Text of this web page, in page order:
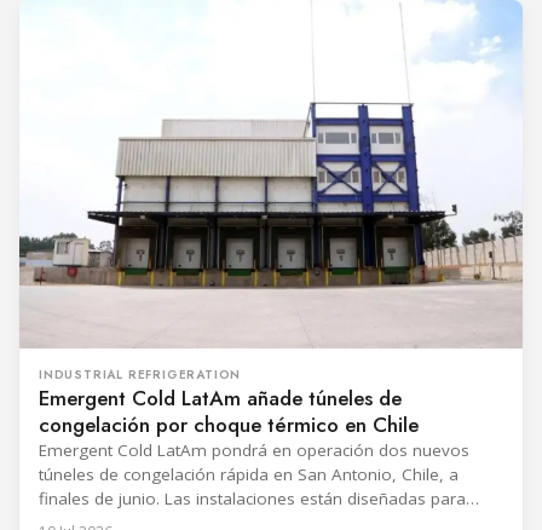
INDUSTRIAL REFRIGERATION
Emergent Cold LatAm añade túneles de
congelación por choque térmico en Chile
Emergent Cold LatAm pondrá en operación dos nuevos
túneles de congelación rápida en San Antonio, Chile, a
finales de junio. Las instalaciones están diseñadas para
apoyar la exportación y el almacenamiento de proteínas